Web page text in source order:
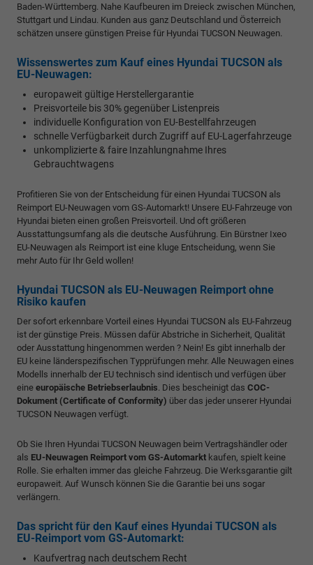
Baden-Württemberg. Nahe Kaufbeuren im Dreieck zwischen München,
Stuttgart und Lindau. Kunden aus ganz Deutschland und Österreich
schätzen unsere günstigen Preise für Hyundai TUCSON Neuwagen.
Wissenswertes zum Kauf eines Hyundai TUCSON als
EU-Neuwagen:
europaweit gültige Herstellergarantie
Preisvorteile bis 30% gegenüber Listenpreis
individuelle Konfiguration von EU-Bestellfahrzeugen
schnelle Verfügbarkeit durch Zugriff auf EU-Lagerfahrzeuge
unkomplizierte & faire Inzahlungnahme Ihres
Gebrauchtwagens
Profitieren Sie von der Entscheidung für einen Hyundai TUCSON als
Reimport EU-Neuwagen vom GS-Automarkt! Unsere EU-Fahrzeuge von
Hyundai bieten einen großen Preisvorteil. Und oft größeren
Ausstattungsumfang als die deutsche Ausführung. Ein Bürstner Ixeo
EU-Neuwagen als Reimport ist eine kluge Entscheidung, wenn Sie
mehr Auto für Ihr Geld wollen!
Hyundai TUCSON als EU-Neuwagen Reimport ohne
Risiko kaufen
Der sofort erkennbare Vorteil eines Hyundai TUCSON als EU-Fahrzeug
ist der günstige Preis. Müssen dafür Abstriche in Sicherheit, Qualität
oder Ausstattung hingenommen werden ? Nein! Es gibt innerhalb der
EU keine länderspezifischen Typprüfungen mehr. Alle Neuwagen eines
Modells innerhalb der EU technisch sind identisch und verfügen über
eine europäische Betriebserlaubnis . Dies bescheinigt das COC-
Dokument (Certificate of Conformity) über das jeder unserer Hyundai
TUCSON Neuwagen verfügt.
Ob Sie Ihren Hyundai TUCSON Neuwagen beim Vertragshändler oder
als EU-Neuwagen Reimport vom GS-Automarkt kaufen, spielt keine
Rolle. Sie erhalten immer das gleiche Fahrzeug. Die Werksgarantie gilt
europaweit. Auf Wunsch können Sie die Garantie bei uns sogar
verlängern.
Das spricht für den Kauf eines Hyundai TUCSON als
EU-Reimport vom GS-Automarkt:
Kaufvertrag nach deutschem Recht